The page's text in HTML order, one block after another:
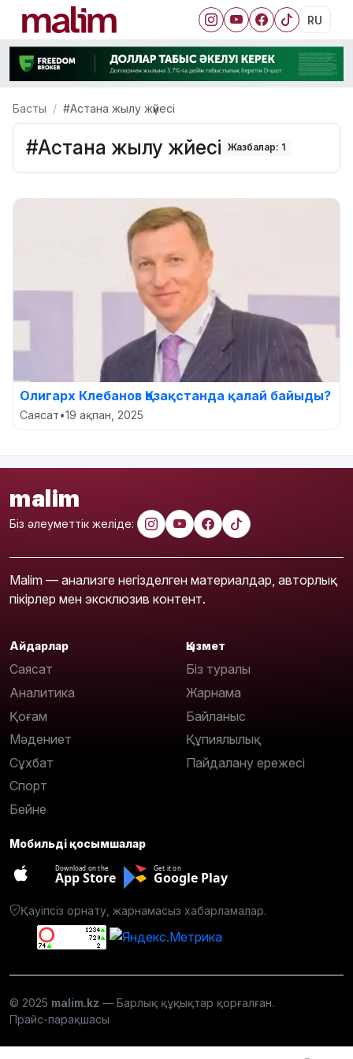
RU
Басты #Астана жылу жүйесі
#Астана жылу жүйесі Жазбалар: 1
Олигарх Клебанов Қазақстанда қалай байыды?
Саясат•19 ақпан, 2025
malim
Біз әлеуметтік желіде:
Malim — анализге негізделген материалдар, авторлық
пікірлер мен эксклюзив контент.
Айдарлар
Саясат
Аналитика
Қоғам
Мәдениет
Сұхбат
Спорт
Бейне
Қызмет
Біз туралы
Жарнама
Байланыс
Құпиялылық
Пайдалану ережесі
Мобильді қосымшалар
Download on the
App Store
Get it on
Google Play
Қауіпсіз орнату, жарнамасыз хабарламалар.
© 2025 malim.kz — Барлық құқықтар қорғалған.
Прайс-парақшасы